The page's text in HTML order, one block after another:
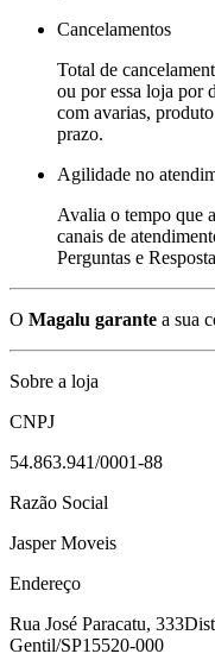
Cancelamentos
Total de
ou por essa loja por
com avarias,
prazo.
Agilidade no
Avalia o tempo que
canais de
Perguntas e
O Magalu garante a sua
Sobre a loja
CNPJ
54.863.941/0001-88
Razão Social
Jasper Moveis
Endereço
Rua José Paracatu, 333
Gentil/SP15520-000